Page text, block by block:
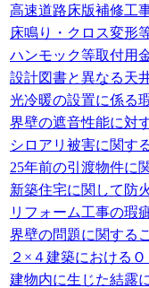
高速道路床版補修工
床鳴り・クロス変形
ハンモック等取付用
設計図書と異なる天
光冷暖の設置に係る
界壁の遮音性能に対
シロアリ被害に関す
25年前の引渡物件に
新築住宅に関して防
リフォーム工事の瑕
界壁の問題に関する
２×４建築における
建物内に生じた結露